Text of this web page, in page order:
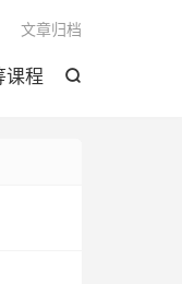

课程
文章归档